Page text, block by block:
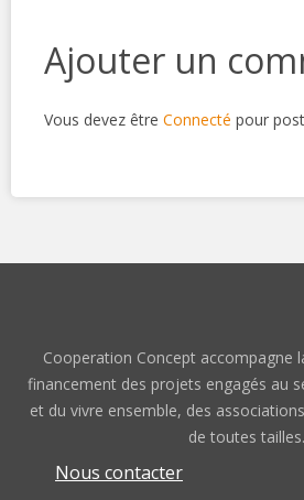
Ajouter un
Vous devez être Connecté pour
Cooperation Concept accompagne
financement des projets engagés au
et du vivre ensemble, des
de toutes tailles.
Nous contacter